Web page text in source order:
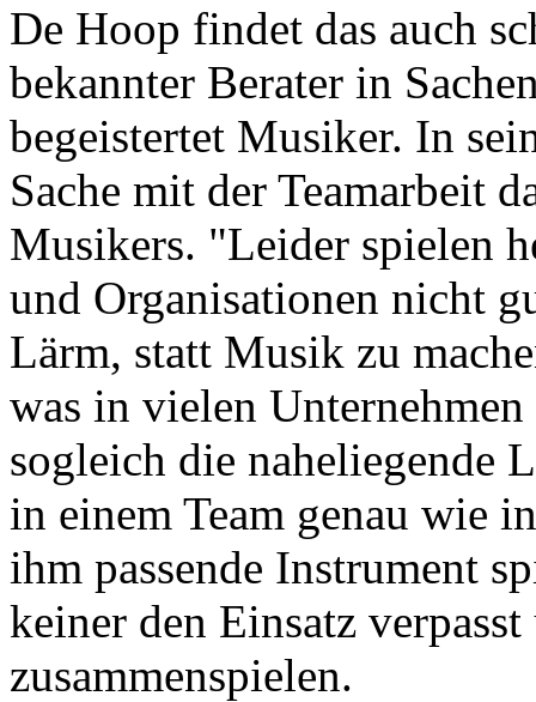
De Hoop findet das auch
bekannter Berater in
begeistertet Musiker. In
Sache mit der Teamarbeit
Musikers. "Leider spielen
und Organisationen nicht
Lärm, statt Musik zu
was in vielen
sogleich die naheliegende
in einem Team genau wie
ihm passende Instrument
keiner den Einsatz
zusammenspielen.